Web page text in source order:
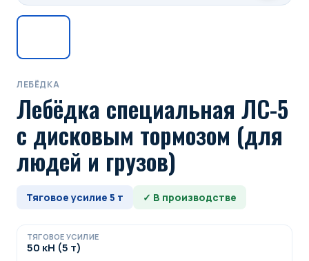
ЛЕБЁДКА
Лебёдка специальная ЛС-5
с дисковым тормозом (для
людей и грузов)
Тяговое усилие 5 т ✓ В производстве
ТЯГОВОЕ УСИЛИЕ
50 кН (5 т)